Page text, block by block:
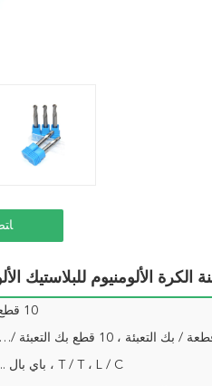
الألومنيوم للبلاستيك
10 قطع
1 قطعة / بك التعبئة ، 10 قطع بك التعبئة / حزمة ...
T / T ، L / C ، باي بال ...